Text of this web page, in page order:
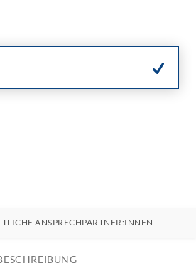
ANSPRECHPARTNER:INNEN